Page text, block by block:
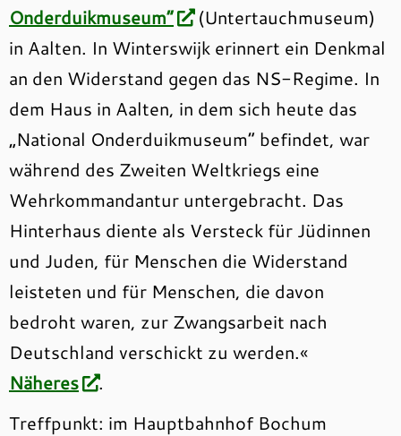
Onderduikmuseum“
(Untertauchmuseum)
in Aalten. In Winterswijk erinnert ein Denkmal
an den Widerstand gegen das NS-Regime. In
dem Haus in Aalten, in dem sich heute das
„National Onderduikmuseum“ befindet, war
während des Zweiten Weltkriegs eine
Wehrkommandantur untergebracht. Das
Hinterhaus diente als Versteck für Jüdinnen
und Juden, für Menschen die Widerstand
leisteten und für Menschen, die davon
bedroht waren, zur Zwangsarbeit nach
Deutschland verschickt zu werden.«
Näheres
.
Treffpunkt: im Hauptbahnhof Bochum